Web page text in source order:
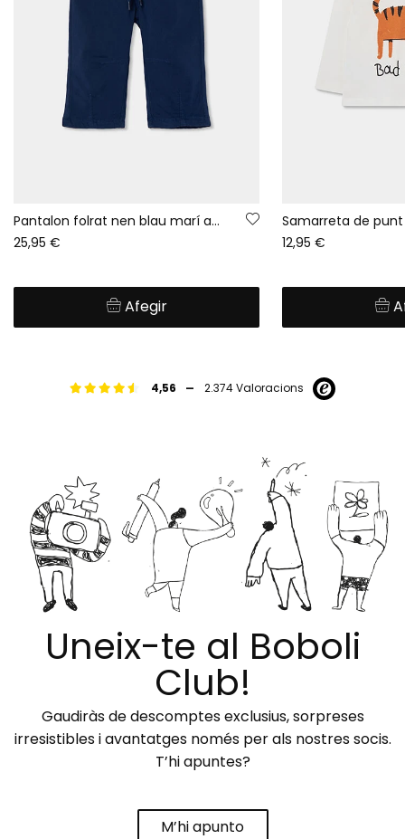
Pantalon folrat nen blau marí amb cordó
25,95 €
Afegir
12,95 €
4,56 - 2.374 Valoracions
Uneix-te al Boboli
Club!
Gaudiràs de descomptes exclusius, sorpreses
irresistibles i avantatges només per als nostres socis.
T’hi apuntes?
M’hi apunto